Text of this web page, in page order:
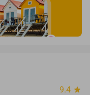
9.4 star